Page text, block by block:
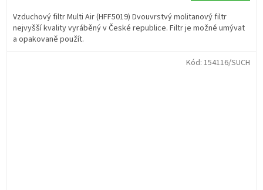
Vzduchový filtr Multi Air (HFF5019) Dvouvrstvý molitanový filtr
nejvyšší kvality vyráběný v České republice. Filtr je možné umývat
a opakovaně použít.
Kód: 154116/SUCH